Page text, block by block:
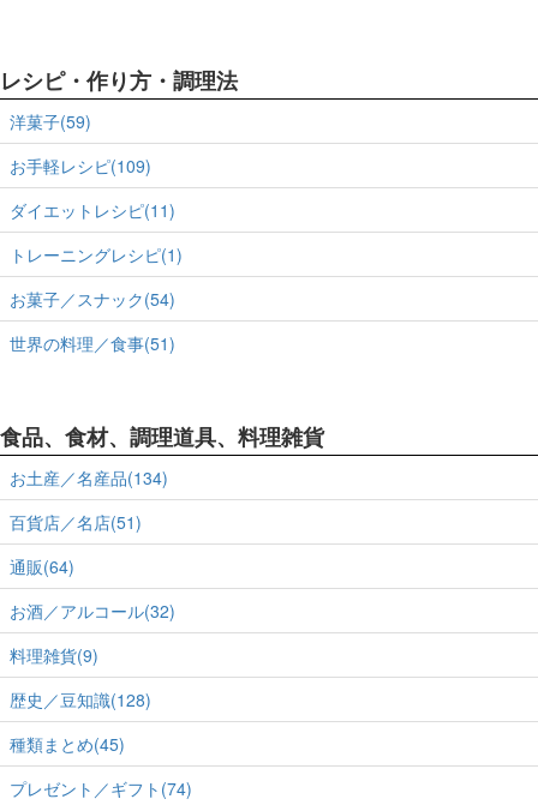
レシピ・作り方・調理法
洋菓子(59)
お手軽レシピ(109)
ダイエットレシピ(11)
トレーニングレシピ(1)
お菓子／スナック(54)
世界の料理／食事(51)
食品、食材、調理道具、料理雑貨
お土産／名産品(134)
百貨店／名店(51)
通販(64)
お酒／アルコール(32)
料理雑貨(9)
歴史／豆知識(128)
種類まとめ(45)
プレゼント／ギフト(74)